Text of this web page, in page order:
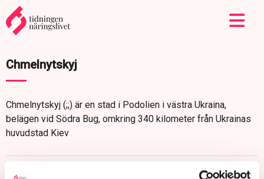
Chmelnytskyj
Chmelnytskyj (;;) är en stad i Podolien i västra Ukraina,
belägen vid Södra Bug, omkring 340 kilometer från Ukrainas
huvudstad Kiev